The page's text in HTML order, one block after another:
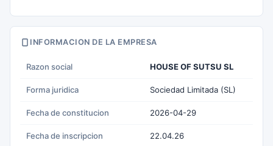
INFORMACION DE LA EMPRESA
Razon social HOUSE OF SUTSU SL
Forma juridica Sociedad Limitada (SL)
Fecha de constitucion 2026-04-29
Fecha de inscripcion 22.04.26